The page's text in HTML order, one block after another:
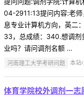
04-2911:13提问内容:老
息专业计算机方向，英二
33，总成绩：340.想调剂
业吗？请问调剂名额 ...
河南理工大学考研问题 本站
体育学院校外调剂一